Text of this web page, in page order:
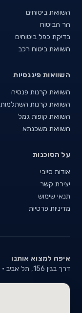
השוואת ביטוחים
הר הביטוח
בדיקת כפל ביטוחים
השוואת ביטוח רכב
השוואות פיננסיות
השוואת קרנות פנסיה
השוואת קרנות השתלמות
השוואת קופות גמל
השוואת משכנתא
על הסוכנות
אודות סייבי
יצירת קשר
תנאי שימוש
מדיניות פרטיות
איפה למצוא אותנו
דרך בגין 156, תל אביב ·